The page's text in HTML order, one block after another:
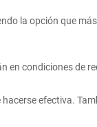
la opción que
en condiciones de
efectiva.